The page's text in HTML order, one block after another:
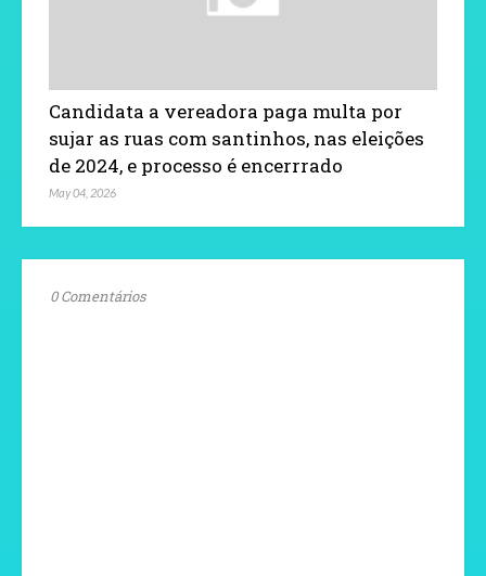
Candidata a vereadora paga multa por
sujar as ruas com santinhos, nas eleições
de 2024, e processo é encerrrado
May 04, 2026
0 Comentários